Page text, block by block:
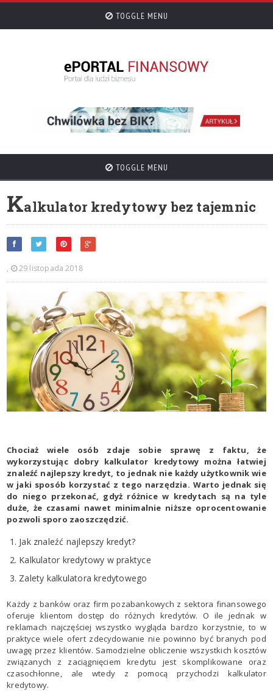
TOGGLE MENU
TOGGLE MENU
Kalkulator kredytowy bez tajemnic
, 29 listopada 2018
Chociaż wiele osób zdaje sobie sprawę z faktu, że
wykorzystując dobry kalkulator kredytowy można łatwiej
znaleźć najlepszy kredyt, to jednak nie każdy użytkownik wie
w jaki sposób korzystać z tego narzędzia. Warto jednak się
do niego przekonać, gdyż różnice w kredytach są na tyle
duże, że czasami nawet minimalnie niższe oprocentowanie
pozwoli sporo zaoszczędzić.
Jak znaleźć najlepszy kredyt?
Kalkulator kredytowy w praktyce
Zalety kalkulatora kredytowego
Każdy z banków oraz firm pozabankowych z sektora finansowego
oferuje klientom dostęp do różnych kredytów. O ile jednak w
reklamach najczęściej wszystko wygląda bardzo korzystnie, to w
praktyce wiele ofert zdecydowanie nie powinno być branych pod
uwagę przez klientów. Samodzielne obliczenie wszystkich kosztów
związanych z zaciągnięciem kredytu jest skomplikowane oraz
czasochłonne, ale wtedy z pomocą przychodzi kalkulator
kredytowy.